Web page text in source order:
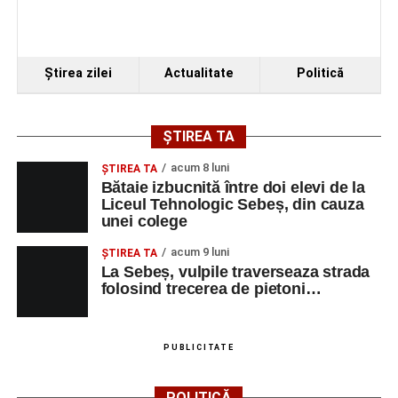
Ora 19.00–Spectacol de vals și tango „Armonii în
Solistă:Iulia Merca(Opera Națională Română Cluj-
Napoca).
Acompaniază Cluj Tango Orchestra:
Irina Indrei – pian
Robert Indrei – bandoneon
Ştirea zilei Actualitate Politică
ȘTIREA TA
ŞTIREA TA acum 8 luni
Bătaie izbucnită între doi elevi de la
Liceul Tehnologic Sebeș, din cauza
unei colege
ŞTIREA TA acum 9 luni
La Sebeș, vulpile traverseaza strada
folosind trecerea de pietoni…
PUBLICITATE